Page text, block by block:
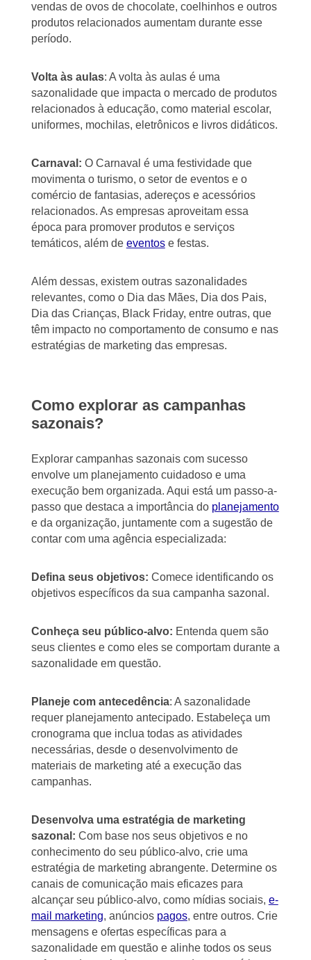
vendas de ovos de chocolate, coelhinhos e outros
produtos relacionados aumentam durante esse
período.
Volta às aulas: A volta às aulas é uma
sazonalidade que impacta o mercado de produtos
relacionados à educação, como material escolar,
uniformes, mochilas, eletrônicos e livros didáticos.
Carnaval: O Carnaval é uma festividade que
movimenta o turismo, o setor de eventos e o
comércio de fantasias, adereços e acessórios
relacionados. As empresas aproveitam essa
época para promover produtos e serviços
temáticos, além de eventose festas.
Além dessas, existem outras sazonalidades
relevantes, como o Dia das Mães, Dia dos Pais,
Dia das Crianças, Black Friday, entre outras, que
têm impacto no comportamento de consumo e nas
estratégias de marketing das empresas.
Como explorar as campanhas
sazonais?
Explorar campanhas sazonais com sucesso
envolve um planejamento cuidadoso e uma
execução bem organizada. Aqui está um passo-a-
passo que destaca a importância do planejamento
e da organização, juntamente com a sugestão de
contar com uma agência especializada:
Defina seus objetivos: Comece identificando os
objetivos específicos da sua campanha sazonal.
Conheça seu público-alvo: Entenda quem são
seus clientes e como eles se comportam durante a
sazonalidade em questão.
Planeje com antecedência: A sazonalidade
requer planejamento antecipado. Estabeleça um
cronograma que inclua todas as atividades
necessárias, desde o desenvolvimento de
materiais de marketing até a execução das
campanhas.
Desenvolva uma estratégia de marketing
sazonal: Com base nos seus objetivos e no
conhecimento do seu público-alvo, crie uma
estratégia de marketing abrangente. Determine os
canais de comunicação mais eficazes para
alcançar seu público-alvo, como mídias sociais, e-
mail marketing, anúncios pagos, entre outros. Crie
mensagens e ofertas específicas para a
sazonalidade em questão e alinhe todos os seus